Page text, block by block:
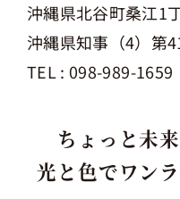
沖縄県北谷町桑江1
沖縄県知事（4）第
TEL : 098-989-
ちょっと未
光と色でワン